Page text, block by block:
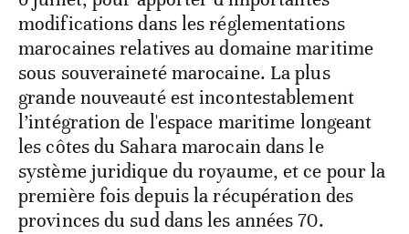
modifications dans les réglementations
marocaines relatives au domaine maritime
sous souveraineté marocaine. La plus
grande nouveauté est incontestablement
l’intégration de l'espace maritime longeant
les côtes du Sahara marocain dans le
système juridique du royaume, et ce pour la
première fois depuis la récupération des
provinces du sud dans les années 70.